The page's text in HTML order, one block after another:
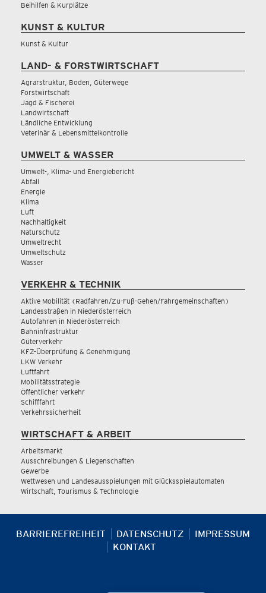
Beihilfen & Kurplätze
KUNST & KULTUR
Kunst & Kultur
LAND- & FORSTWIRTSCHAFT
Agrarstruktur, Boden, Güterwege
Forstwirtschaft
Jagd & Fischerei
Landwirtschaft
Ländliche Entwicklung
Veterinär & Lebensmittelkontrolle
UMWELT & WASSER
Umwelt-, Klima- und Energiebericht
Abfall
Energie
Klima
Luft
Nachhaltigkeit
Naturschutz
Umweltrecht
Umweltschutz
Wasser
VERKEHR & TECHNIK
Aktive Mobilität (Radfahren/Zu-Fuß-Gehen/Fahrgemeinschaften)
Landesstraßen in Niederösterreich
Autofahren in Niederösterreich
Bahninfrastruktur
Güterverkehr
KFZ-Überprüfung & Genehmigung
LKW Verkehr
Luftfahrt
Mobilitätsstrategie
Öffentlicher Verkehr
Schifffahrt
Verkehrssicherheit
WIRTSCHAFT & ARBEIT
Arbeitsmarkt
Ausschreibungen & Liegenschaften
Gewerbe
Wettwesen und Landesausspielungen mit Glücksspielautomaten
Wirtschaft, Tourismus & Technologie
BARRIEREFREIHEIT DATENSCHUTZ
IMPRESSUM
KONTAKT